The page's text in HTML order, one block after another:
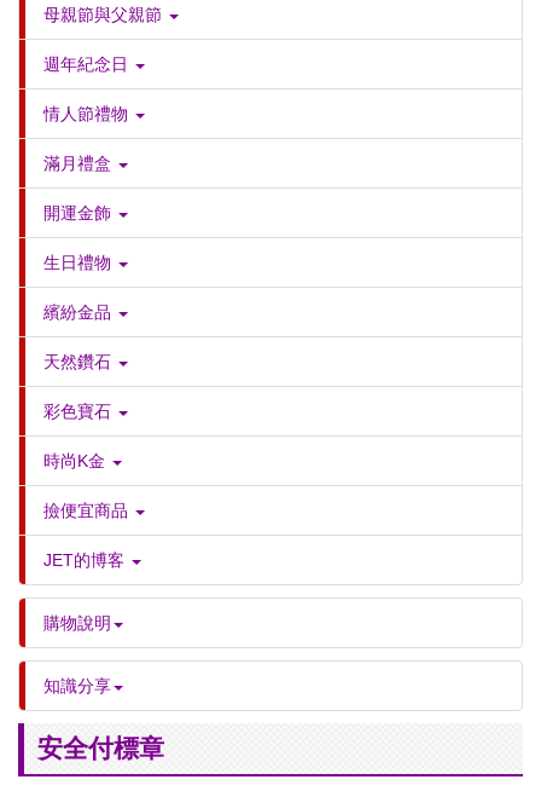
母親節與父親節
週年紀念日
情人節禮物
滿月禮盒
開運金飾
生日禮物
繽紛金品
天然鑽石
彩色寶石
時尚K金
撿便宜商品
JET的博客
購物說明
知識分享
安全付標章